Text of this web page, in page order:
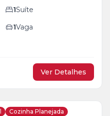
1Suíte
1Vaga
Ver Detalhes
Cozinha Planejada